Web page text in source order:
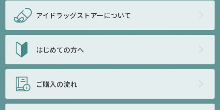
アイドラッグストアーについて
はじめての方へ
ご購入の流れ